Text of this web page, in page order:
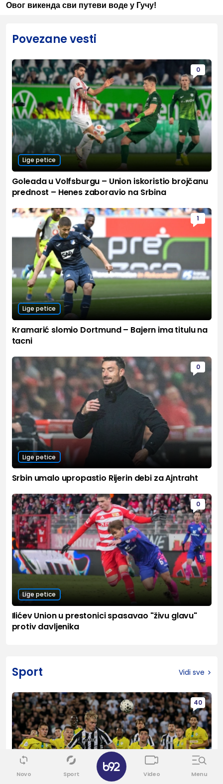
Овог викенда сви путеви воде у Гучу!
Povezane vesti
0
Lige petice
Goleada u Volfsburgu – Union iskoristio brojčanu
prednost – Henes zaboravio na Srbina
1
Lige petice
Kramarić slomio Dortmund – Bajern ima titulu na
tacni
0
Lige petice
Srbin umalo upropastio Rijerin debi za Ajntraht
0
Lige petice
Ilićev Union u prestonici spasavao "živu glavu"
protiv davljenika
Sport Vidi sve
40
Novo Sport Video Menu